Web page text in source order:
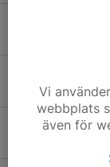
Kinda
18 jul,
Prova på
18 jul,
Vi
webbplats
även för